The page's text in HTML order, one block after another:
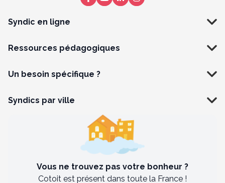
Syndic en ligne
Ressources pédagogiques
Un besoin spécifique ?
Syndics par ville
Vous ne trouvez pas votre bonheur ?
Cotoit est présent dans toute la France !